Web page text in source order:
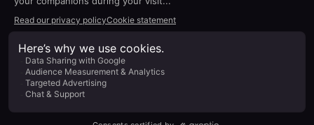
vendre plus efficacement. Les clients
noCRM bénéficient de20 % de
avec Rapidmail!